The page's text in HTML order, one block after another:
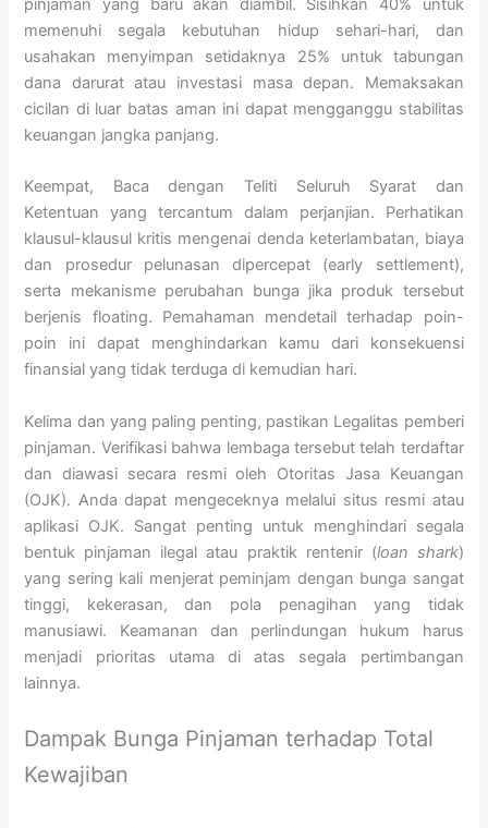
pinjaman yang baru akan diambil. Sisihkan 40% untuk
memenuhi segala kebutuhan hidup sehari-hari, dan
usahakan menyimpan setidaknya 25% untuk tabungan
dana darurat atau investasi masa depan. Memaksakan
cicilan di luar batas aman ini dapat mengganggu stabilitas
keuangan jangka panjang.
Keempat, Baca dengan Teliti Seluruh Syarat dan
Ketentuan yang tercantum dalam perjanjian. Perhatikan
klausul-klausul kritis mengenai denda keterlambatan, biaya
dan prosedur pelunasan dipercepat (early settlement),
serta mekanisme perubahan bunga jika produk tersebut
berjenis floating. Pemahaman mendetail terhadap poin-
poin ini dapat menghindarkan kamu dari konsekuensi
finansial yang tidak terduga di kemudian hari.
Kelima dan yang paling penting, pastikan Legalitas pemberi
pinjaman. Verifikasi bahwa lembaga tersebut telah terdaftar
dan diawasi secara resmi oleh Otoritas Jasa Keuangan
(OJK). Anda dapat mengeceknya melalui situs resmi atau
aplikasi OJK. Sangat penting untuk menghindari segala
bentuk pinjaman ilegal atau praktik rentenir (loan shark)
yang sering kali menjerat peminjam dengan bunga sangat
tinggi, kekerasan, dan pola penagihan yang tidak
manusiawi. Keamanan dan perlindungan hukum harus
menjadi prioritas utama di atas segala pertimbangan
lainnya.
Dampak Bunga Pinjaman terhadap Total
Kewajiban